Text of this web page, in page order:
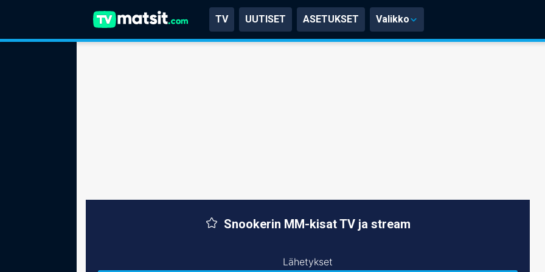
TV UUTISET ASETUKSET Valikko
Snookerin MM-kisat TV ja stream
Lähetykset